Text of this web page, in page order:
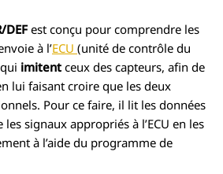
DEF est conçu pour comprendre les
à l’ECU (unité de contrôle du
imitent ceux des capteurs, afin de
lui faisant croire que les deux
Pour ce faire, il lit les données
signaux appropriés à l’ECU en les
à l’aide du programme de